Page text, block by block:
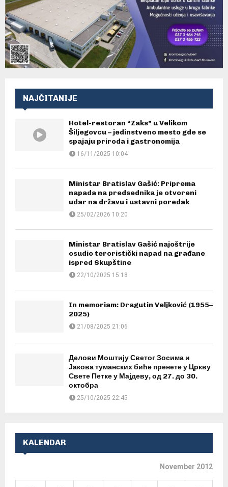
NAJČITANIJE
Hotel-restoran “Zaks” u Velikom
Šiljegovcu – jedinstveno mesto gde se
spajaju priroda i gastronomija
16/11/2025 10:04
Ministar Bratislav Gašić: Priprema
napada na predsednika je otvoreni
udar na državu i ustavni poredak
25/02/2026 10:20
Ministar Bratislav Gašić najoštrije
osudio teroristički napad na građane
ispred Skupštine
22/10/2025 15:18
In memoriam: Dragutin Veljković (1955–
2025)
21/08/2025 21:06
Делови Моштију Светог Зосима и
Јакова туманских биће пренете у Цркву
Свете Петке у Мајдеву, од 27. до 30.
октобра
25/10/2025 22:45
KALENDAR
November 2012